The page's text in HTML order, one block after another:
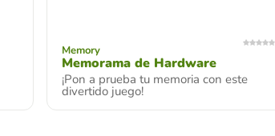
Memory
Memorama de Hardware
¡Pon a prueba tu memoria con este
divertido juego!